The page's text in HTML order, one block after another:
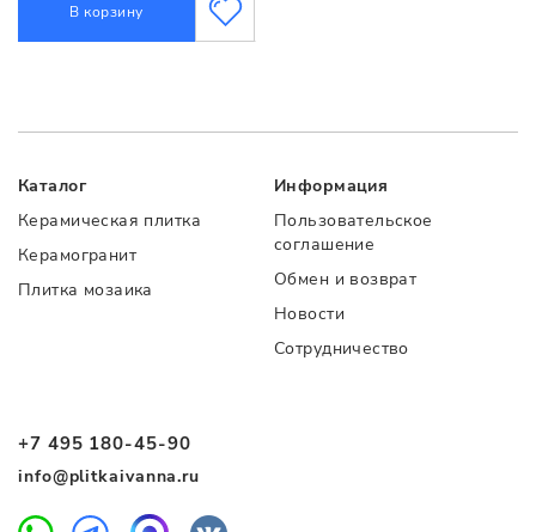
В корзину
+7 495 180-45-90
info@plitkaivanna.ru
Каталог
Керамическая плитка
Керамогранит
Плитка мозаика
Информация
Пользовательское
соглашение
Обмен и возврат
Новости
Сотрудничество